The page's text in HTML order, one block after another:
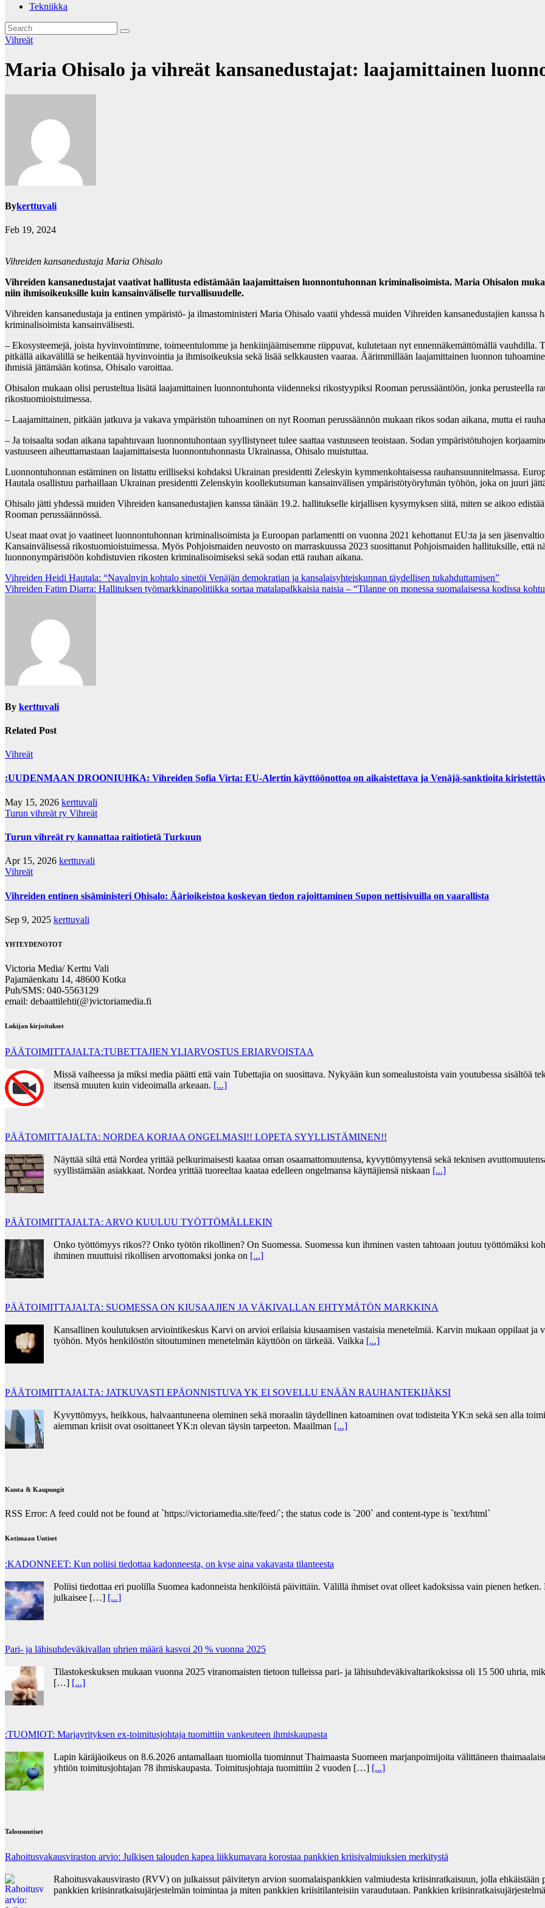
Tekniikka
Vihreät
Maria Ohisalo ja vihreät kansanedustajat: laajamittainen
Bykerttuvali
Feb 19, 2024
Vihreiden kansanedustaja Maria Ohisalo
Vihreiden kansanedustajat vaativat hallitusta edistämään laajamittaisen luonnontuhonnan kriminalisoimista. Maria Ohisalon
niin ihmisoikeuksille kuin kansainväliselle turvallisuudelle.
Vihreiden kansanedustaja ja entinen ympäristö- ja ilmastoministeri Maria Ohisalo vaatii yhdessä muiden Vihreiden kansanedustajien kanssa
kriminalisoimista kansainvälisesti.
– Ekosysteemejä, joista hyvinvointimme, toimeentulomme ja henkiinjäämisemme riippuvat, kulutetaan nyt ennennäkemättömällä
pitkällä aikavälillä se heikentää hyvinvointia ja ihmisoikeuksia sekä lisää selkkausten vaaraa. Äärimmillään laajamittainen luonnon
ihmisiä jättämään kotinsa, Ohisalo varoittaa.
Ohisalon mukaan olisi perusteltua lisätä laajamittainen luonnontuhonta viidenneksi rikostyypiksi Rooman perussääntöön, jonka perusteella
rikostuomioistuimessa.
– Laajamittainen, pitkään jatkuva ja vakava ympäristön tuhoaminen on nyt Rooman perussäännön mukaan rikos sodan aikana, mutta ei
– Ja toisaalta sodan aikana tapahtuvaan luonnontuhontaan syyllistyneet tulee saattaa vastuuseen teoistaan. Sodan ympäristötuhojen
vastuuseen aiheuttamastaan laajamittaisesta luonnontuhonnasta Ukrainassa, Ohisalo muistuttaa.
Luonnontuhonnan estäminen on listattu erilliseksi kohdaksi Ukrainan presidentti Zeleskyin kymmenkohtaisessa rauhansuunnitelmassa.
Hautala osallistuu parhaillaan Ukrainan presidentti Zelenskyin koollekutsuman kansainvälisen ympäristötyöryhmän työhön, joka on juuri
Ohisalo jätti yhdessä muiden Vihreiden kansanedustajien kanssa tänään 19.2. hallitukselle kirjallisen kysymyksen siitä, miten se aikoo
Rooman perussäännössä.
Useat maat ovat jo vaatineet luonnontuhonnan kriminalisoimista ja Euroopan parlamentti on vuonna 2021 kehottanut EU:ta ja sen
Kansainvälisessä rikostuomioistuimessa. Myös Pohjoismaiden neuvosto on marraskuussa 2023 suosittanut Pohjoismaiden hallituksille, että
luonnonympäristöön kohdistuvien rikosten kriminalisoimiseksi sekä sodan että rauhan aikana.
Post
navigation
Vihreiden Heidi Hautala: “Navalnyin kohtalo sinetöi Venäjän demokratian ja kansalaisyhteiskunnan täydellisen tukahduttamisen”
Vihreiden Fatim Diarra: Hallituksen työmarkkinapolitiikka sortaa matalapalkkaisia naisia – “Tilanne on monessa suomalaisessa kodissa
By kerttuvali
Related Post
Vihreät
:UUDENMAAN DROONIUHKA: Vihreiden Sofia Virta: EU-Alertin käyttöönottoa on aikaistettava ja Venäjä-sanktioita
May 15, 2026 kerttuvali
Turun vihreät ry Vihreät
Turun vihreät ry kannattaa raitiotietä Turkuun
Apr 15, 2026 kerttuvali
Vihreät
Vihreiden entinen sisäministeri Ohisalo: Äärioikeistoa koskevan tiedon rajoittaminen Supon nettisivuilla on vaarallista
Sep 9, 2025 kerttuvali
YHTEYDENOTOT
Victoria Media/ Kerttu Vali
Pajamäenkatu 14, 48600 Kotka
Puh/SMS: 040-5563129
email: debaattilehti(@)victoriamedia.fi
Lukijan kirjoitukset
PÄÄTOIMITTAJALTA:TUBETTAJIEN YLIARVOSTUS ERIARVOISTAA
Missä vaiheessa ja miksi media päätti että vain Tubettajia on suosittava. Nykyään kun somealustoista vain youtubessa sisältöä
itsensä muuten kuin videoimalla arkeaan. [...]
PÄÄTOMITTAJALTA: NORDEA KORJAA ONGELMASI!! LOPETA SYYLLISTÄMINEN!!
Näyttää siltä että Nordea yrittää pelkurimaisesti kaataa oman osaamattomuutensa, kyvyttömyytensä sekä teknisen
syyllistämään asiakkaat. Nordea yrittää tuoreeltaa kaataa edelleen ongelmansa käyttäjiensä niskaan [...]
PÄÄTOIMITTAJALTA: ARVO KUULUU TYÖTTÖMÄLLEKIN
Onko työttömyys rikos?? Onko työtön rikollinen? On Suomessa. Suomessa kun ihminen vasten tahtoaan joutuu työttömäksi
ihminen muuttuisi rikollisen arvottomaksi jonka on [...]
PÄÄTOIMITTAJALTA: SUOMESSA ON KIUSAAJIEN JA VÄKIVALLAN EHTYMÄTÖN MARKKINA
Kansallinen koulutuksen arviointikeskus Karvi on arvioi erilaisia kiusaamisen vastaisia menetelmiä. Karvin mukaan oppilaat ja
työhön. Myös henkilöstön sitoutuminen menetelmän käyttöön on tärkeää. Vaikka [...]
PÄÄTOIMITTAJALTA: JATKUVASTI EPÄONNISTUVA YK EI SOVELLU ENÄÄN RAUHANTEKIJÄKSI
Kyvyttömyys, heikkous, halvaantuneena oleminen sekä moraalin täydellinen katoaminen ovat todisteita YK:n sekä sen alla
aiemman kriisit ovat osoittaneet YK:n olevan täysin tarpeeton. Maailman [...]
Kunta & Kaupungit
RSS Error: A feed could not be found at `https://victoriamedia.site/feed/`; the status code is `200` and content-type is `text/html`
Kotimaan Uutiset
:KADONNEET: Kun poliisi tiedottaa kadonneesta, on kyse aina vakavasta tilanteesta
Poliisi tiedottaa eri puolilla Suomea kadonneista henkilöistä päivittäin. Välillä ihmiset ovat olleet kadoksissa vain pienen
julkaisee […] [...]
Pari- ja lähisuhdeväkivallan uhrien määrä kasvoi 20 % vuonna 2025
Tilastokeskuksen mukaan vuonna 2025 viranomaisten tietoon tulleissa pari- ja lähisuhdeväkivaltarikoksissa oli 15 500 uhria,
[…] [...]
:TUOMIOT: Marjayrityksen ex-toimitusjohtaja tuomittiin vankeuteen ihmiskaupasta
Lapin käräjäoikeus on 8.6.2026 antamallaan tuomiolla tuominnut Thaimaasta Suomeen marjanpoimijoita välittäneen
yhtiön toimitusjohtajan 78 ihmiskaupasta. Toimitusjohtaja tuomittiin 2 vuoden […] [...]
Talousuutiset
Rahoitusvakausviraston arvio: Julkisen talouden kapea liikkumavara korostaa pankkien kriisivalmiuksien merkitystä
Rahoitusvakausvirasto (RVV) on julkaissut päivitetyn arvion suomalaispankkien valmiudesta kriisinratkaisuun, jolla
pankkien kriisinratkaisujärjestelmän toimintaa ja miten pankkien kriisitilanteisiin varaudutaan. Pankkien